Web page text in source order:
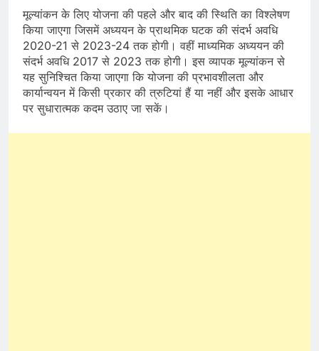
मूल्यांकन के लिए योजना की पहले और बाद की स्थिति का विश्लेषण
किया जाएगा जिसमें अध्ययन के प्राथमिक घटक की संदर्भ अवधि
2020-21 से 2023-24 तक होगी। वहीं माध्यमिक अध्ययन की
संदर्भ अवधि 2017 से 2023 तक होगी। इस व्यापक मूल्यांकन से
यह सुनिश्चित किया जाएगा कि योजना की प्रभावशीलता और
कार्यान्वयन में किसी प्रकार की त्रुटियां हैं या नहीं और इसके आधार
पर सुधारात्मक कदम उठाए जा सकें।